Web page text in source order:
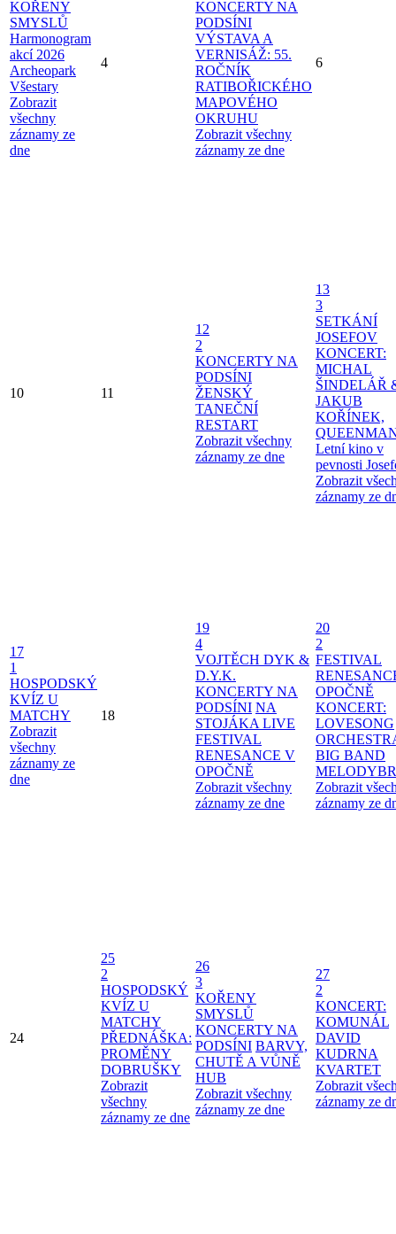
KOŘENY
SMYSLŮ
Harmonogram
akcí 2026
Archeopark
Všestary
Zobrazit
všechny
záznamy ze
dne
4
KONCERTY NA
PODSÍNI
VÝSTAVA A
VERNISÁŽ: 55.
ROČNÍK
RATIBOŘICKÉHO
MAPOVÉHO
OKRUHU
Zobrazit všechny
záznamy ze dne
6
10 11
12
2
KONCERTY NA
PODSÍNI
ŽENSKÝ
TANEČNÍ
RESTART
Zobrazit všechny
záznamy ze dne
13
3
SETKÁNÍ
JOSEFOV
KONCERT:
MICHAL
ŠINDELÁŘ
JAKUB
KOŘÍNEK,
Letní kino v
pevnosti
Zobrazit
záznamy ze
17
1
HOSPODSKÝ
KVÍZ U
MATCHY
Zobrazit
všechny
záznamy ze
dne
18
19
4
VOJTĚCH DYK &
D.Y.K.
KONCERTY NA
PODSÍNI NA
STOJÁKA LIVE
FESTIVAL
RENESANCE V
OPOČNĚ
Zobrazit všechny
záznamy ze dne
20
2
FESTIVAL
OPOČNĚ
KONCERT:
LOVESONG
BIG BAND
Zobrazit
záznamy ze
24
25
2
HOSPODSKÝ
KVÍZ U
MATCHY
PŘEDNÁŠKA:
PROMĚNY
DOBRUŠKY
Zobrazit
všechny
záznamy ze dne
26
3
KOŘENY
SMYSLŮ
KONCERTY NA
PODSÍNI BARVY,
CHUTĚ A VŮNĚ
HUB
Zobrazit všechny
záznamy ze dne
27
2
KONCERT:
KOMUNÁL
DAVID
KUDRNA
KVARTET
Zobrazit
záznamy ze